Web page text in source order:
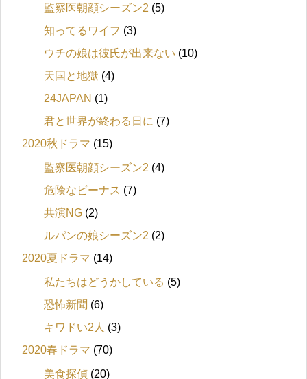
監察医朝顔シーズン2 (5)
知ってるワイフ (3)
ウチの娘は彼氏が出来ない (10)
天国と地獄 (4)
24JAPAN (1)
君と世界が終わる日に (7)
2020秋ドラマ (15)
監察医朝顔シーズン2 (4)
危険なビーナス (7)
共演NG (2)
ルパンの娘シーズン2 (2)
2020夏ドラマ (14)
私たちはどうかしている (5)
恐怖新聞 (6)
キワドい2人 (3)
2020春ドラマ (70)
美食探偵 (20)